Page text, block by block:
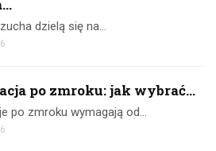
dzielą się na…
po zmroku: jak wybrać...
po zmroku wymagają od…